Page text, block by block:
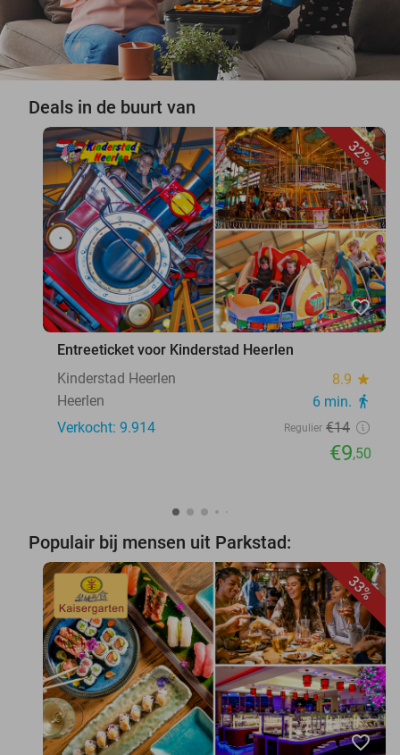
Deals in de buurt van
32%
favorite_border
Entreeticket voor Kinderstad Heerlen
Kinderstad Heerlen
8.9 star
Heerlen 6 min. directions_walk
Verkocht: 9.914 Regulier €14
€9,50
Populair bij mensen uit Parkstad:
33%
favorite_border